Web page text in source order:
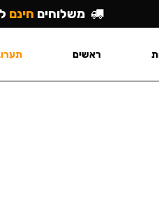
משלוחים חינם
ראשים